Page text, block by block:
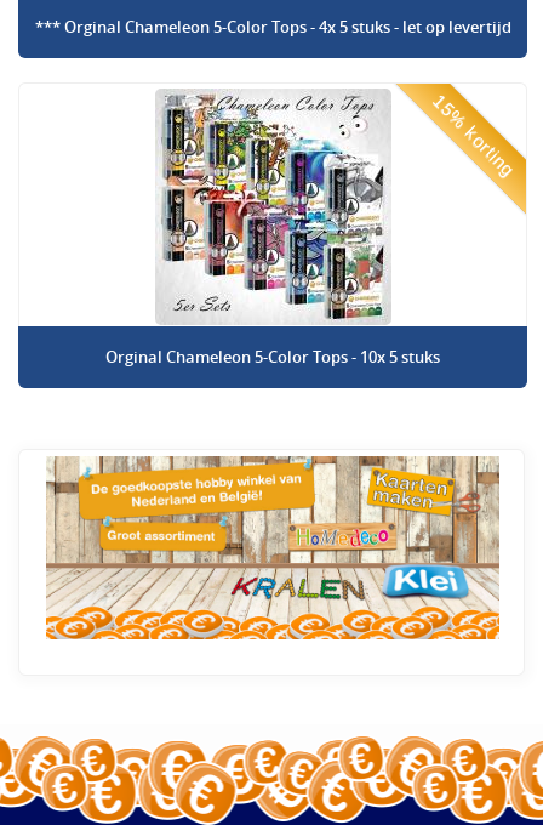
*** Orginal Chameleon 5-Color Tops - 4x 5 stuks - let op levertijd
15% korting
Orginal Chameleon 5-Color Tops - 10x 5 stuks